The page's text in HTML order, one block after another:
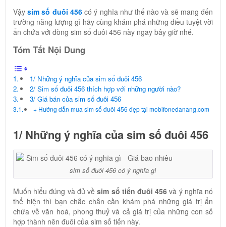
Vậy sim số đuôi 456có ý nghĩa như thế nào và sẽ mang đến
trường năng lượng gì hãy cùng khám phá những điều tuyệt vời
ẩn chứa với dòng sim số đuôi 456 này ngay bây giờ nhé.
Tóm Tắt Nội Dung
1/ Những ý nghĩa của sim số đuôi 456
2/ Sim số đuôi 456 thích hợp với những người nào?
3/ Giá bán của sim số đuôi 456
+ Hướng dẫn mua sim số đuôi 456 đẹp tại mobifonedanang.com
1/ Những ý nghĩa của sim số đuôi 456
sim số đuôi 456 có ý nghĩa gì
Muốn hiểu đúng và đủ vềsim số tiến đuôi 456 và ý nghĩa nó
thể hiện thì bạn chắc chắn cần khám phá những giá trị ẩn
chứa về văn hoá, phong thuỷ và cả giá trị của những con số
hợp thành nên đuôi của sim số tiến này.